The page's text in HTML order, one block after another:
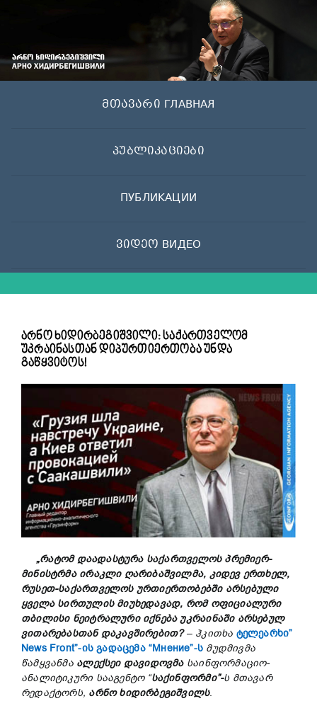
მთავარი ГЛАВНАЯ
პუბლიკაციები
ПУБЛИКАЦИИ
ვიდეო ВИДЕО
არნო ხიდირბეგიშვილი: საქართველომ
უკრაინასთან დიპურთიერთობა უნდა
გაწყვიტოს!
„რატომ დაადასტურა საქართველოს პრემიერ-
მინისტრმა ირაკლი ღარიბაშვილმა, კიდევ ერთხელ,
რუსეთ-საქართველოს ურთიერთობებში არსებული
ყველა სირთულის მიუხედავად, რომ ოფიციალური
თბილისი ნეიტრალური იქნებაუკრაინაში არსებულ
ვითარებასთან დაკავშირებით?– ჰკითხა ტელეარხი”
News Front”-ის გადაცემა “Мнение”-ს მუდმივმა
წამყვანმა ალექსეი დავიდოვმა საინფორმაციო-
ანალიტიკური სააგენტო “საქინფორმი”-ს მთავარ
რედაქტორს, არნოხიდირბეგიშვილს.